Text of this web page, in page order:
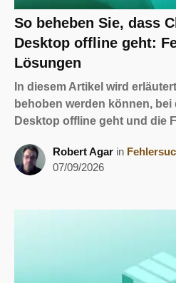
So beheben Sie, dass
Desktop offline geht:
Lösungen
In diesem Artikel wird
behoben werden können,
Desktop offline geht und die
Robert Agar in
07/09/2026